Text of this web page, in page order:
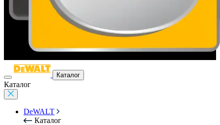
Каталог
Каталог
DeWALT
Каталог